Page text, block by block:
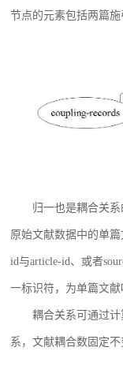
节点的元素包括两篇
归一也是耦合关
原始文献数据中的单篇
id与article-id、或者
一标识符，为单篇文
耦合关系可通过
系，文献耦合数固定不